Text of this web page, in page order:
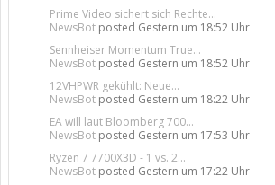
Prime Video sichert sich Rechte...
NewsBot posted Gestern um 18:52 Uhr
Sennheiser Momentum True...
NewsBot posted Gestern um 18:52 Uhr
12VHPWR gekühlt: Neue...
NewsBot posted Gestern um 18:22 Uhr
EA will laut Bloomberg 700...
NewsBot posted Gestern um 17:53 Uhr
Ryzen 7 7700X3D - 1 vs. 2...
NewsBot posted Gestern um 17:22 Uhr